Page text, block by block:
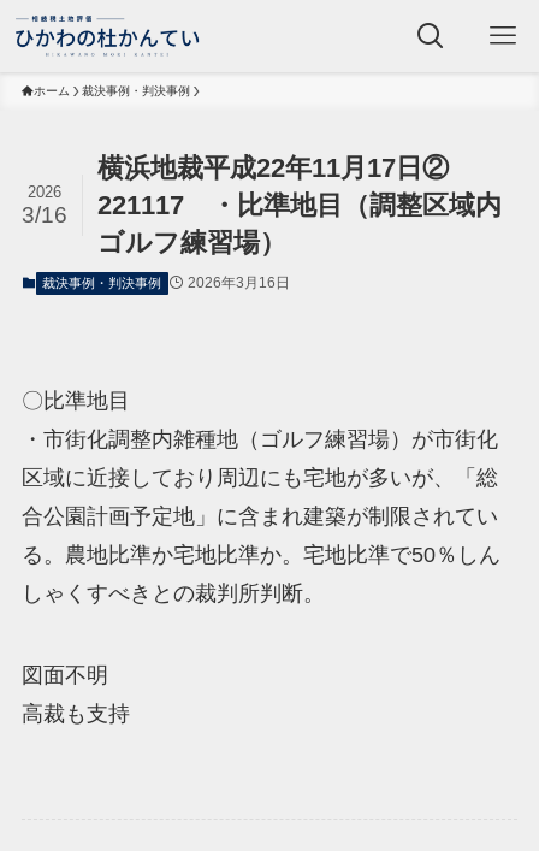
ホーム 裁決事例・判決事例
横浜地裁平成22年11月17日②
221117 ・比準地目（調整区域内
ゴルフ練習場）
2026
3/16
裁決事例・判決事例 2026年3月16日
〇比準地目
・市街化調整内雑種地（ゴルフ練習場）が市街化
区域に近接しており周辺にも宅地が多いが、「総
合公園計画予定地」に含まれ建築が制限されてい
る。農地比準か宅地比準か。宅地比準で50％しん
しゃくすべきとの裁判所判断。
図面不明
高裁も支持